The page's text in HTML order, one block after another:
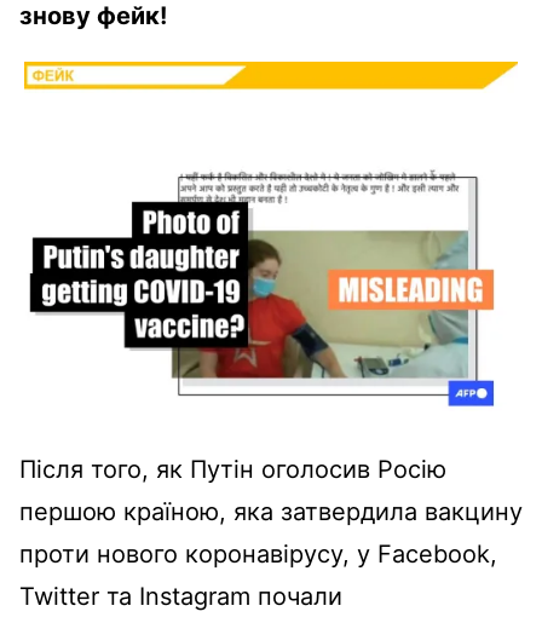
знову фейк!
Після того, як Путін оголосив Росію
першою країною, яка затвердила вакцину
проти нового коронавірусу, у Facebook,
Twitter та Instagram почали